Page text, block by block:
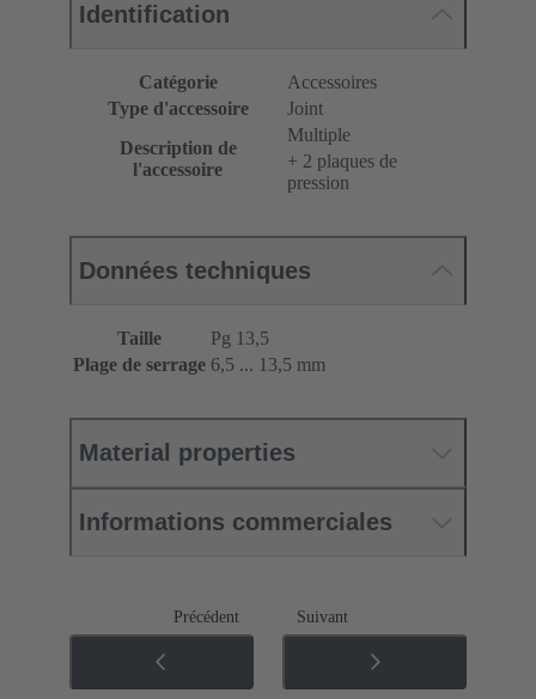
Identification
Catégorie
Accessoires
Type d'accessoire
Joint
Description de
l'accessoire
Multiple
+ 2 plaques de
pression
Données techniques
Taille
Pg 13,5
Plage de serrage 6,5 ... 13,5 mm
Material properties
Informations commerciales
Précédent Suivant